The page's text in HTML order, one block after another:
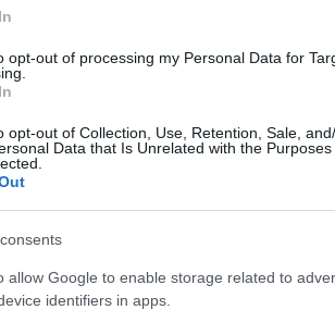
opt-out of processing my Personal Data for
opt-out of Collection, Use, Retention, Sale,
Data that Is Unrelated with the
allow Google to enable storage related to
identifiers in apps.
perec elutasította
FORMA-1